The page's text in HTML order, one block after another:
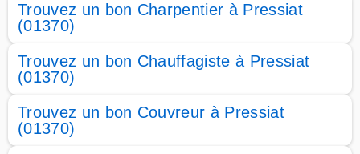
Trouvez un bon Charpentier à Pressiat
(01370)
Trouvez un bon Chauffagiste à Pressiat
(01370)
Trouvez un bon Couvreur à Pressiat
(01370)